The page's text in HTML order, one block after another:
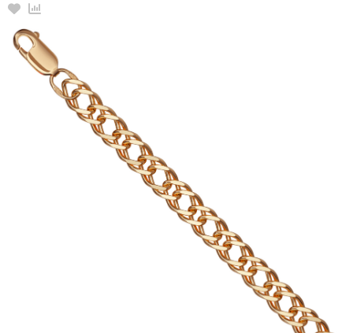
Избранное
Сравнение